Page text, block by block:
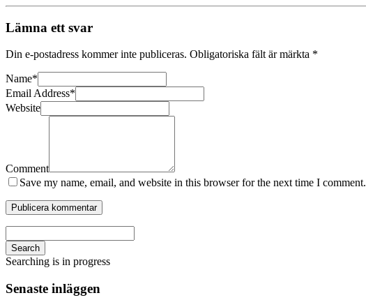
Lämna ett svar
Din e-postadress kommer inte publiceras. Obligatoriska fält är märkta *
Name*
Email Address*
Website
Comment
Save my name, email, and website in this browser for the next time I comment.
Search
Searching is in progress
Senaste inläggen